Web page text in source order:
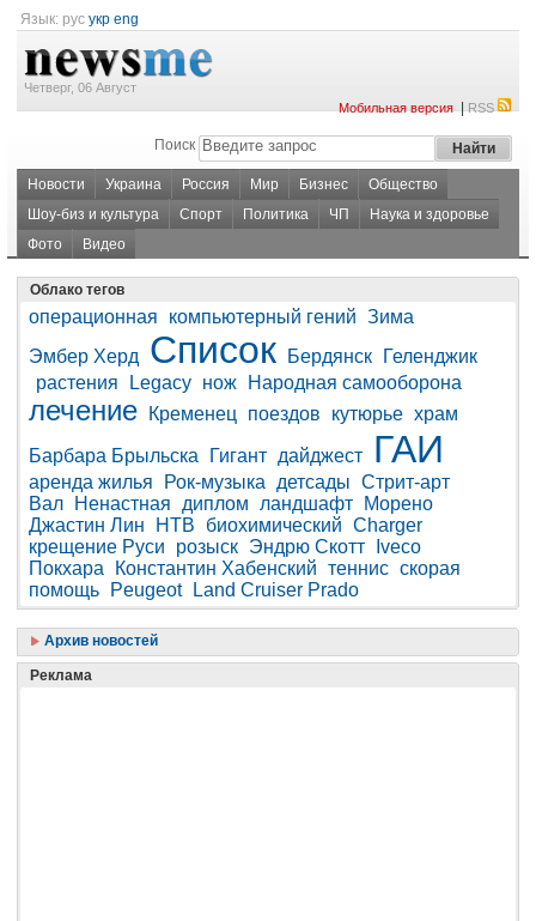
Язык: рус укр eng
Четверг, 06 Август
Мобильная версия|RSS
Поиск
Новости Украина Россия Мир Бизнес
Общество
Шоу-биз и культура
Спорт Политика ЧП
Наука и здоровье
Фото
Видео
Облако тегов
операционная компьютерный гений Зима
Эмбер Херд
Список Бердянск
Геленджик
растения
Legacy нож Народная самооборона
лечение Кременец поездов кутюрье храм
Барбара Брыльска Гигант дайджест ГАИ
аренда жилья Рок-музыка детсады Стрит-арт
Вал
Ненастная диплом ландшафт
Морено
Джастин Лин
НТВ биохимический Charger
крещение Руси
розыск Эндрю Скотт
Iveco
Покхара
Константин Хабенский теннис скорая
помощь
Peugeot Land Cruiser Prado
Архив новостей
Реклама